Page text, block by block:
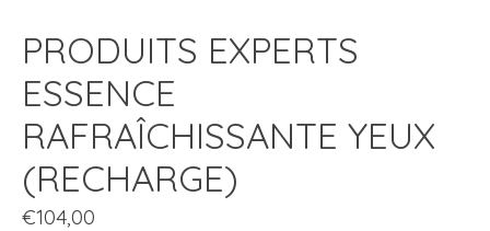
PRODUITS EXPERTS
ESSENCE
RAFRAÎCHISSANTE YEUX
(RECHARGE)
€104,00